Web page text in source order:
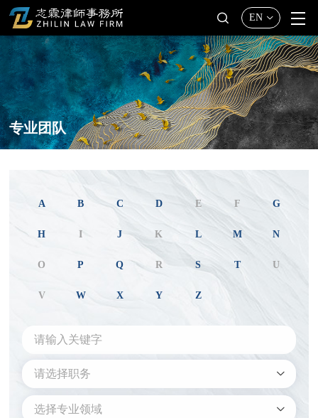
EN
专业团队
A B C D E F G
H I J K L M N
O P Q R S T U
V W X Y Z
请选择职务
选择专业领域